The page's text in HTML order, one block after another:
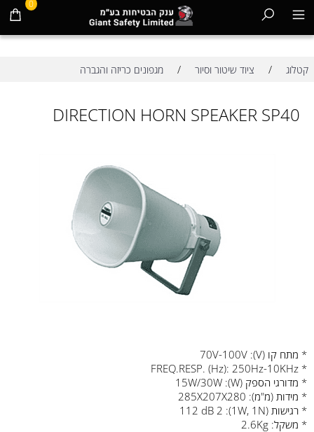
0
קטלוג / ציוד שיטור וסיור / מגפונים כריזה והגברה
DIRECTION HORN SPEAKER SP40
* מתח קו (V): 70V-100V
* FREQ.RESP. (Hz): 250Hz-10KHz
* מדורגי הספק (W): 15W/30W
* מידות (מ"מ): 285X207X280
* רגישות (1W, 1N): 112 dB 2
* משקל: 2.6Kg